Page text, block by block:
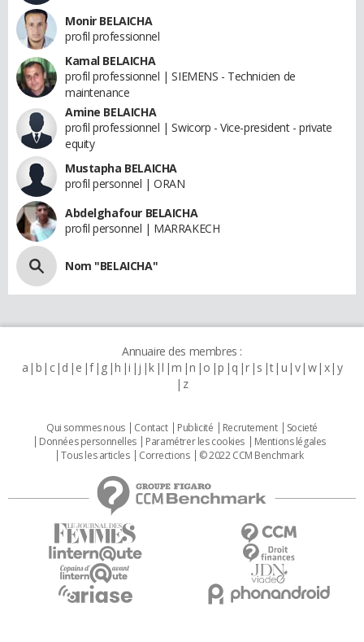
Monir BELAICHA
profil professionnel
Kamal BELAICHA
profil professionnel | SIEMENS - Technicien de
maintenance
Amine BELAICHA
profil professionnel | Swicorp - Vice-president - private
equity
Mustapha BELAICHA
profil personnel | ORAN
Abdelghafour BELAICHA
profil personnel | MARRAKECH
Nom "BELAICHA"
Annuaire des membres :
a b c d e f g h i j k l m n o p q r s t u v w x y
z
Qui sommes nous Contact Publicité Recrutement
Societé
Données personnelles
Paramétrer les cookies
Mentions légales
Tous les articles
Corrections © 2022 CCM Benchmark